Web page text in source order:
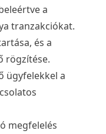
a
tranzakciókat.
és a
rögzítése.
ügyfelekkel a
megfelelés